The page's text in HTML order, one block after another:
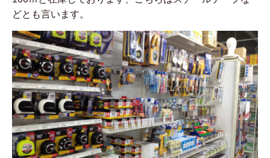
どとも言います。